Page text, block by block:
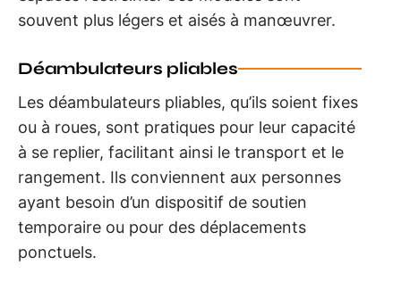
souvent plus légers et aisés à manœuvrer.
Déambulateurs pliables
Les déambulateurs pliables, qu’ils soient fixes
ou à roues, sont pratiques pour leur capacité
à se replier, facilitant ainsi le transport et le
rangement. Ils conviennent aux personnes
ayant besoin d’un dispositif de soutien
temporaire ou pour des déplacements
ponctuels.